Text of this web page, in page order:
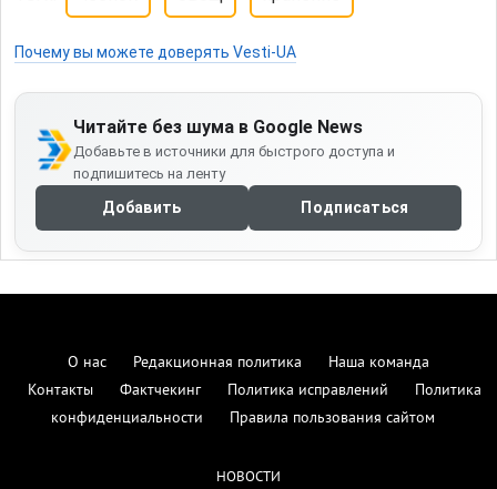
Почему вы можете доверять Vesti-UA
Читайте без шума в Google News
Добавьте в источники для быстрого доступа и
подпишитесь на ленту
Добавить Подписаться
О нас Редакционная политика
Наша команда
Контакты
Фактчекинг Политика исправлений
Политика
конфиденциальности
Правила пользования сайтом
НОВОСТИ